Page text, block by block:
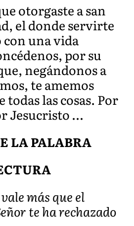
otorgaste a san
el donde servirte
con una vida
por su
negándonos a
te amemos
todas las cosas. Por
Jesucristo …
LA PALABRA
más que el
te ha rechazado